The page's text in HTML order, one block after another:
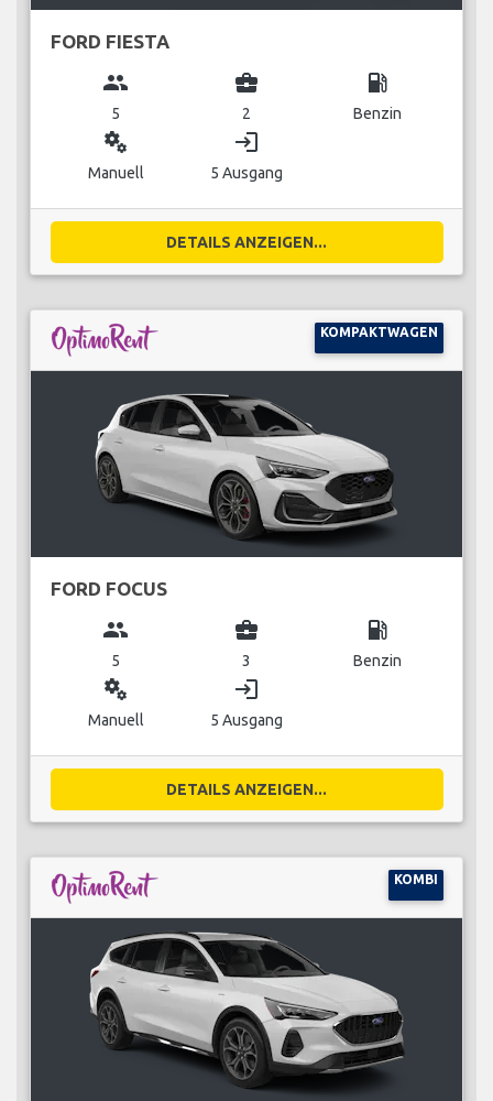
FORD FIESTA
group
5
business_center
2
local_gas_station
Benzin
miscellaneous_services
Manuell
login
5 Ausgang
DETAILS ANZEIGEN...
KOMPAKTWAGEN
FORD FOCUS
group
5
business_center
3
local_gas_station
Benzin
miscellaneous_services
Manuell
login
5 Ausgang
DETAILS ANZEIGEN...
KOMBI